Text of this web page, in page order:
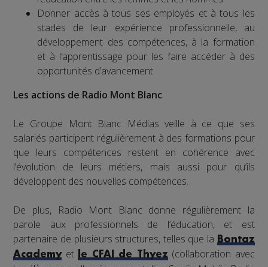
Donner accès à tous ses employés et à tous les
stades de leur expérience professionnelle, au
développement des compétences, à la formation
et à l’apprentissage pour les faire accéder à des
opportunités d’avancement
Les actions de Radio Mont Blanc
Le Groupe Mont Blanc Médias veille à ce que ses
salariés participent régulièrement à des formations pour
que leurs compétences restent en cohérence avec
l’évolution de leurs métiers, mais aussi pour qu’ils
développent des nouvelles compétences.
De plus, Radio Mont Blanc donne régulièrement la
parole aux professionnels de l’éducation, et est
partenaire de plusieurs structures, telles que la
Bontaz
Academyet le CFAI de Thyez(collaboration avec